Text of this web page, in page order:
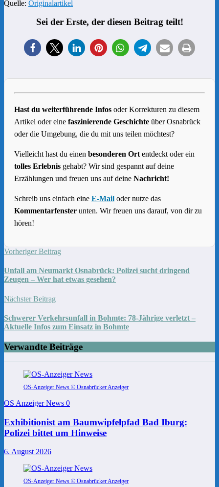
Quelle: Originalartikel
Sei der Erste, der diesen Beitrag teilt!
Hast du weiterführende Infos oder Korrekturen zu diesem
Artikel oder eine faszinierende Geschichte über Osnabrück
oder die Umgebung, die du mit uns teilen möchtest?
Vielleicht hast du einen besonderen Ort entdeckt oder ein
tolles Erlebnis gehabt? Wir sind gespannt auf deine
Erzählungen und freuen uns auf deine Nachricht!
Schreib uns einfach eine E-Mail oder nutze das
Kommentarfenster unten. Wir freuen uns darauf, von dir zu
hören!
Vorheriger Beitrag
Unfall am Neumarkt Osnabrück: Polizei sucht dringend
Zeugen – Wer hat etwas gesehen?
Nächster Beitrag
Schwerer Verkehrsunfall in Bohmte: 78-Jährige verletzt –
Aktuelle Infos zum Einsatz in Bohmte
Verwandte Beiträge
OS-Anzeiger News © Osnabrücker Anzeiger
OS Anzeiger News 0
Exhibitionist am Baumwipfelpfad Bad Iburg:
Polizei bittet um Hinweise
6. August 2026
OS-Anzeiger News © Osnabrücker Anzeiger